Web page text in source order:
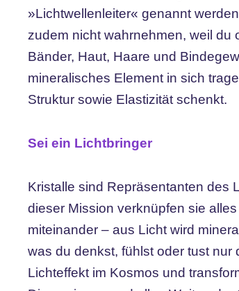
»Lichtwellenleiter« genannt
zudem nicht wahrnehmen, weil du
Bänder, Haut, Haare und
mineralisches Element in sich
Struktur sowie Elastizität schenkt.
Sei ein Lichtbringer
Kristalle sind Repräsentanten des
dieser Mission verknüpfen sie
miteinander – aus Licht wird
was du denkst, fühlst oder tust
Lichteffekt im Kosmos und